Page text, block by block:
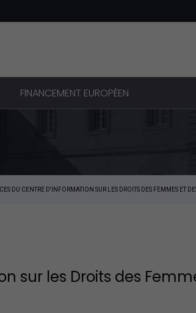
FINANCEMENT EUROPÉEN
DU CENTRE D'INFORMATION SUR LES DROITS DES FEMMES ET
sur les Droits des